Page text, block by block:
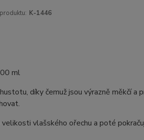
K-1446
ml
díky čemuž jsou výrazně měkčí a
vlašského ořechu a poté